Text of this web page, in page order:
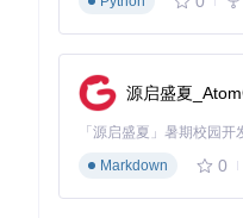
源启盛夏
Markdown
0